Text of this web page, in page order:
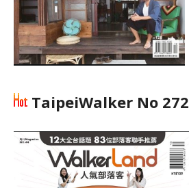
TaipeiWalker No 272